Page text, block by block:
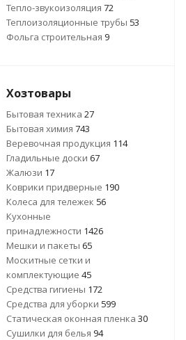
Тепло-звукоизоляция 72
Теплоизоляционные трубы 53
Фольга строительная 9
Хозтовары
Бытовая техника 27
Бытовая химия 743
Веревочная продукция 114
Гладильные доски 67
Жалюзи 17
Коврики придверные 190
Колеса для тележек 56
Кухонные
принадлежности 1426
Мешки и пакеты 65
Москитные сетки и
комплектующие 45
Средства гигиены 172
Средства для уборки 599
Статическая оконная пленка 30
Сушилки для белья 94